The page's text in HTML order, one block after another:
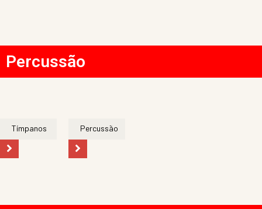
Percussão
Tímpanos Percussão